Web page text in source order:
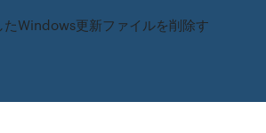
たWindows更新ファイルを削除す